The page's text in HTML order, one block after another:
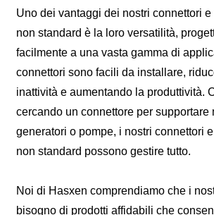
Uno dei vantaggi dei nostri connettori
non standard è la loro versatilità,
facilmente a una vasta gamma di
connettori sono facili da installare,
inattività e aumentando la produttività.
cercando un connettore per supportare
generatori o pompe, i nostri connettori
non standard possono gestire tutto.
Noi di Hasxen comprendiamo che i
bisogno di prodotti affidabili che